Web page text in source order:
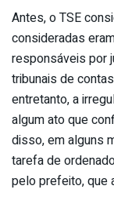
Antes, o TSE
consideradas
responsáveis por
tribunais de
entretanto, a
algum ato que
disso, em alguns
tarefa de
pelo prefeito, que